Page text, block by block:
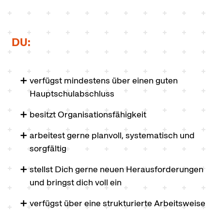
DU:
verfügst mindestens über einen guten
Hauptschulabschluss
besitzt Organisationsfähigkeit
arbeitest gerne planvoll, systematisch und
sorgfältig
stellst Dich gerne neuen Herausforderungen
und bringst dich voll ein
verfügst über eine strukturierte Arbeitsweise